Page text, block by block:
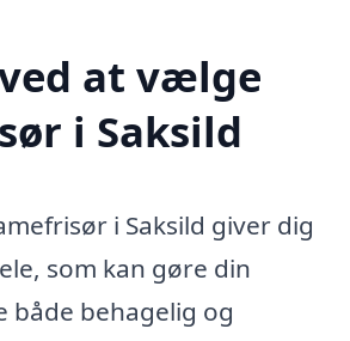
at vælge
i Saksild
i Saksild giver dig
som kan gøre din
både behagelig og